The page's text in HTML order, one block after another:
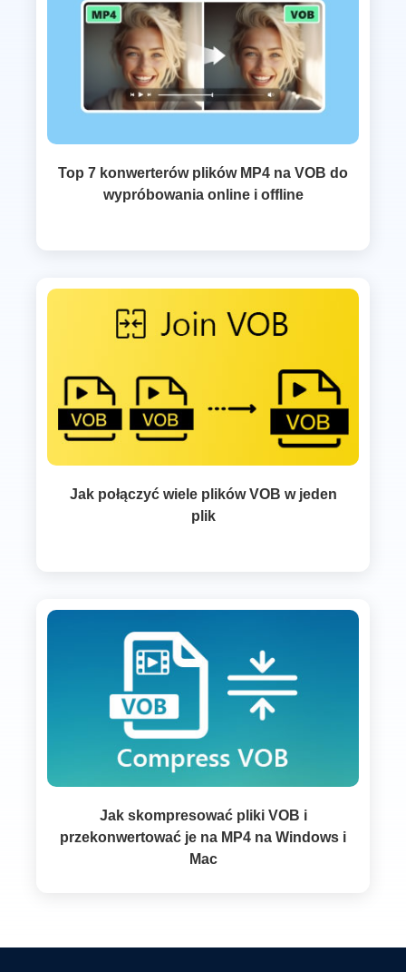
Top 7 konwerterów plików MP4 na VOB do
wypróbowania online i offline
Jak połączyć wiele plików VOB w jeden
plik
Jak skompresować pliki VOB i
przekonwertować je na MP4 na Windows i
Mac